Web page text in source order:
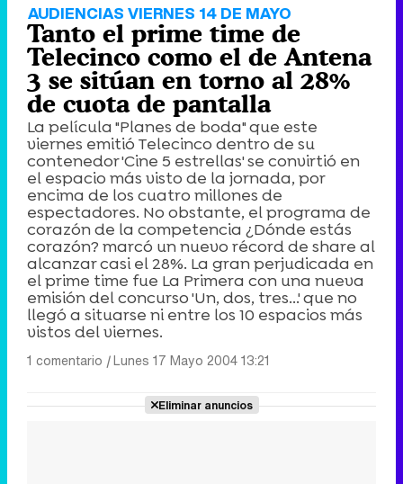
AUDIENCIAS VIERNES 14 DE MAYO
Tanto el prime time de
Telecinco como el de Antena
3 se sitúan en torno al 28%
de cuota de pantalla
La película "Planes de boda" que este
viernes emitió Telecinco dentro de su
contenedor 'Cine 5 estrellas' se convirtió en
el espacio más visto de la jornada, por
encima de los cuatro millones de
espectadores. No obstante, el programa de
corazón de la competencia ¿Dónde estás
corazón? marcó un nuevo récord de share al
alcanzar casi el 28%. La gran perjudicada en
el prime time fue La Primera con una nueva
emisión del concurso 'Un, dos, tres...' que no
llegó a situarse ni entre los 10 espacios más
vistos del viernes.
1 comentario |Lunes 17 Mayo 2004 13:21
Eliminar anuncios